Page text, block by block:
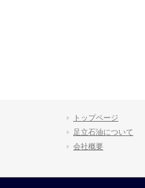
トップページ
足立石油について
会社概要